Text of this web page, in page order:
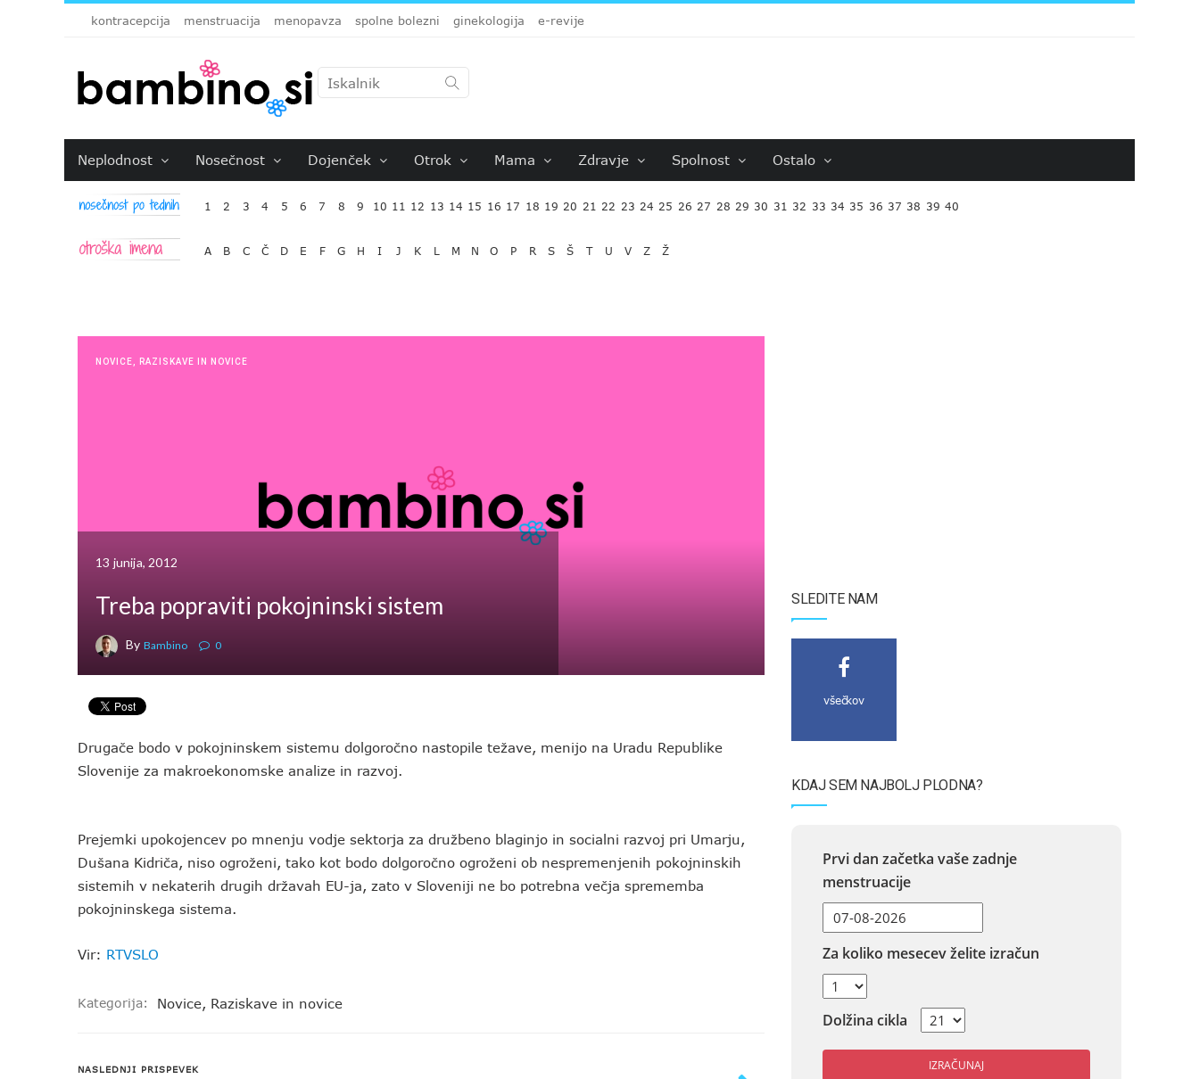
kontracepcija menstruacija menopavza spolne bolezni ginekologija e-revije
Neplodnost Nosečnost Dojenček Otrok Mama Zdravje Spolnost Ostalo
1 2 3 4 5 6 7 8 9 10 11 12 13 14 15 16 17 18 19 20 21 22 23 24 25 26 27 28 29 30 31 32 33 34 35 36 37 38 39 40
A B C Č D E F G H I J K L M N O P R S Š T U V Z Ž
NOVICE RAZISKAVE IN NOVICE
13 junija, 2012
Treba popraviti pokojninski sistem
By Bambino 0
Drugače bodo v pokojninskem sistemu dolgoročno nastopile težave, menijo na Uradu Republike
Slovenije za makroekonomske analize in razvoj.
Prejemki upokojencev po mnenju vodje sektorja za družbeno blaginjo in socialni razvoj pri Umarju,
Dušana Kidriča, niso ogroženi, tako kot bodo dolgoročno ogroženi ob nespremenjenih pokojninskih
sistemih v nekaterih drugih državah EU-ja, zato v Sloveniji ne bo potrebna večja sprememba
pokojninskega sistema.
Vir: RTVSLO
Kategorija: Novice, Raziskave in novice
NASLEDNJI PRISPEVEK
SLEDITE NAM
všečkov
KDAJ SEM NAJBOLJ PLODNA?
Prvi dan začetka vaše zadnje
menstruacije
Za koliko mesecev želite izračun
Dolžina cikla
IZRAČUNAJ